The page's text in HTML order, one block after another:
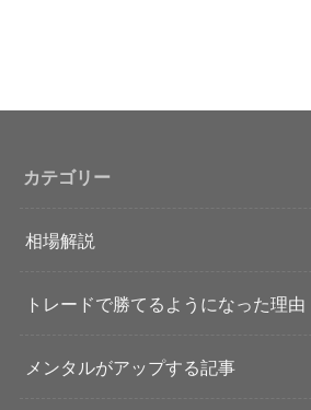
カテゴリー
相場解説
トレードで勝てるようになった理由
メンタルがアップする記事